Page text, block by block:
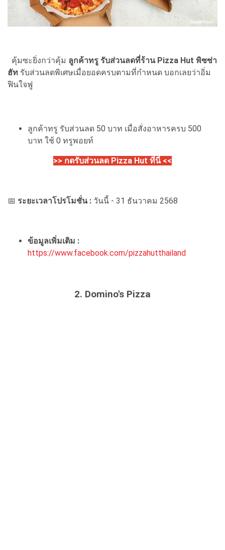
คุ้มซะยิ่งกว่าคุ้ม ลูกค้าทรู รับส่วนลดที่ร้าน Pizza Hut พิซซ่า
ฮัท รับส่วนลดพิเศษเมื่อยอดครบตามที่กำหนด บอกเลยว่าอิ่ม
ฟินใจฟู
ลูกค้าทรู รับส่วนลด 50 บาท เมื่อสั่งอาหารครบ 500
บาท ใช้ 0 ทรูพอยท์
>> กดรับส่วนลด Pizza Hut ที่นี่ <<
📅 ระยะเวลาโปรโมชั่น : วันนี้ - 31 ธันวาคม 2568
ข้อมูลเพิ่มเติม :
https://www.facebook.com/pizzahutthailand
2. Domino's Pizza